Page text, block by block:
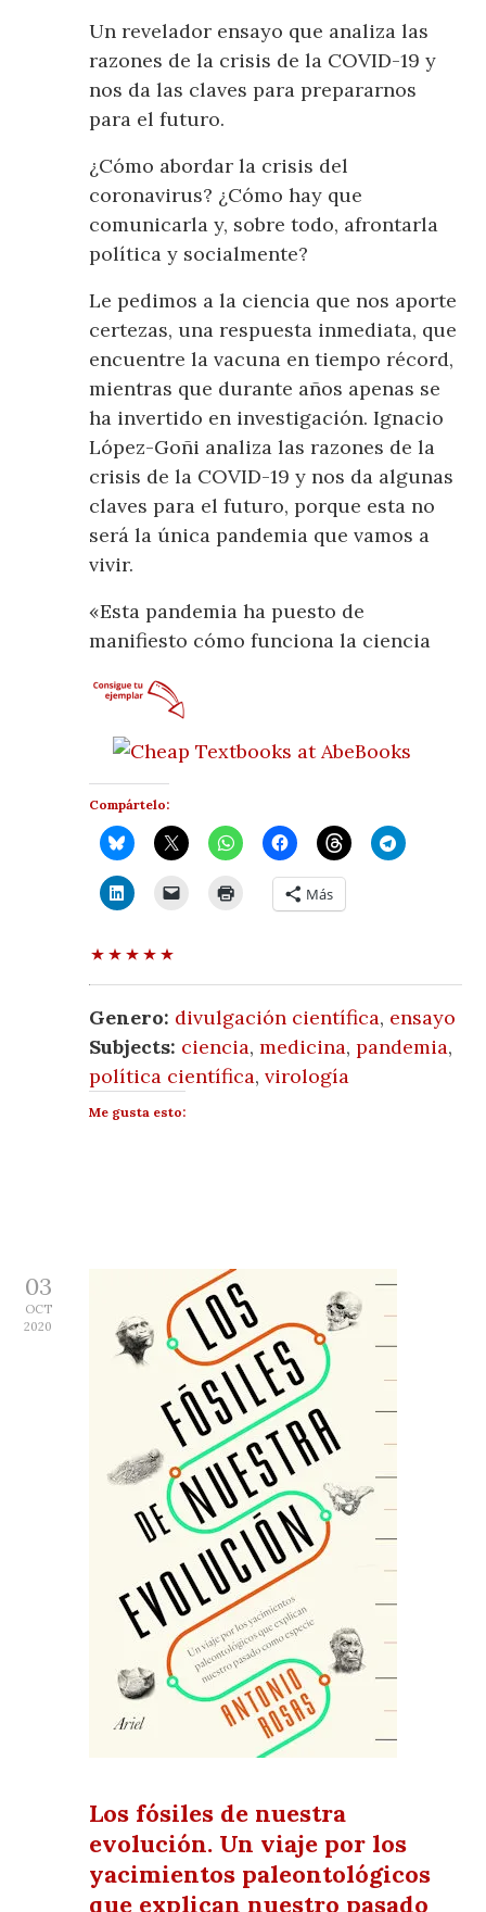
Un revelador ensayo que analiza las
razones de la crisis de la COVID-19 y
nos da las claves para prepararnos
para el futuro.
¿Cómo abordar la crisis del
coronavirus? ¿Cómo hay que
comunicarla y, sobre todo, afrontarla
política y socialmente?
Le pedimos a la ciencia que nos aporte
certezas, una respuesta inmediata, que
encuentre la vacuna en tiempo récord,
mientras que durante años apenas se
ha invertido en investigación. Ignacio
López-Goñi analiza las razones de la
crisis de la COVID-19 y nos da algunas
claves para el futuro, porque esta no
será la única pandemia que vamos a
vivir.
«Esta pandemia ha puesto de
manifiesto cómo funciona la ciencia
Compártelo:
Más
Genero: divulgación científica, ensayo
Subjects: ciencia,medicina,pandemia,
política científica,virología
Me gusta esto:
03
OCT
2020
Los fósiles de nuestra
evolución. Un viaje por los
yacimientos paleontológicos
que explican nuestro pasado